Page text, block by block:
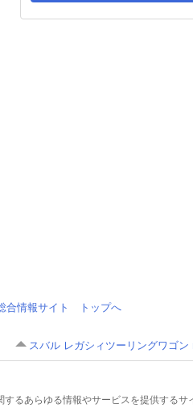
合情報サイト トップへ
スバル レガシィツーリングワゴ
るあらゆる情報やサービスを提供するサ